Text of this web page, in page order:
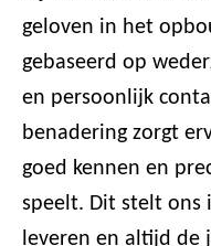
geloven in het
gebaseerd op
en persoonlijk
benadering zorgt
goed kennen en
speelt. Dit stelt ons
leveren en altijd de